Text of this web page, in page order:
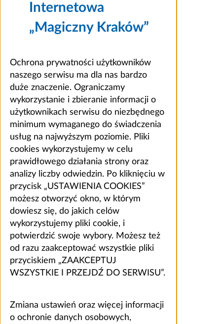
Internetowa
„Magiczny Kraków”
Ochrona prywatności użytkowników
naszego serwisu ma dla nas bardzo
duże znaczenie. Ograniczamy
wykorzystanie i zbieranie informacji o
użytkownikach serwisu do niezbędnego
minimum wymaganego do świadczenia
usług na najwyższym poziomie. Pliki
cookies wykorzystujemy w celu
prawidłowego działania strony oraz
analizy liczby odwiedzin. Po kliknięciu w
przycisk „USTAWIENIA COOKIES”
możesz otworzyć okno, w którym
dowiesz się, do jakich celów
wykorzystujemy pliki cookie, i
potwierdzić swoje wybory. Możesz też
od razu zaakceptować wszystkie pliki
przyciskiem „ZAAKCEPTUJ
WSZYSTKIE I PRZEJDŹ DO SERWISU”.
Zmiana ustawień oraz więcej informacji
o ochronie danych osobowych,